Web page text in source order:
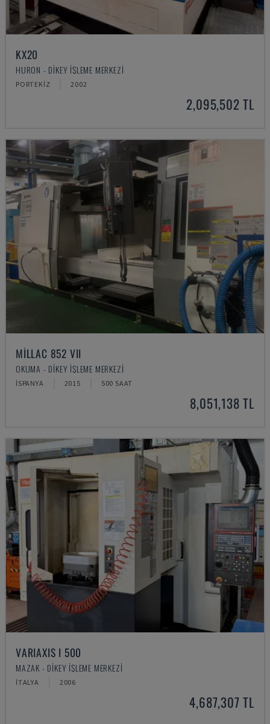
KX20
HURON - DIKEY İŞLEME MERKEZI
PORTEKIZ 2002
2,095,502 TL
MILLAC 852 VII
OKUMA - DIKEY İŞLEME MERKEZI
İSPANYA 2015 500 SAAT
8,051,138 TL
VARIAXIS I 500
MAZAK - DIKEY İŞLEME MERKEZI
İTALYA 2006
4,687,307 TL